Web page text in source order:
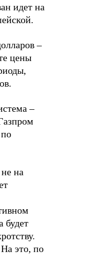
идет на
–
цены
–
на
будет
это, по